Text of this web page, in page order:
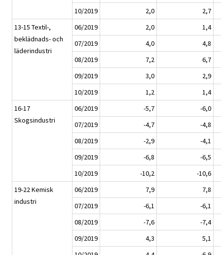
10/2019
2,0
2,7
13-15 Textil-,
beklädnads- och
läderindustri
06/2019 2,0
1,4
07/2019
4,0
4,8
08/2019
7,2
6,7
09/2019
3,0
2,9
10/2019
1,2
1,4
16-17
Skogsindustri
06/2019 -5,7
-6,0
07/2019
-4,7
-4,8
08/2019
-2,9
-4,1
09/2019
-6,8
-6,5
10/2019
-10,2
-10,6
19-22 Kemisk
industri
06/2019 7,9
7,8
07/2019
-6,1
-6,1
08/2019
-7,6
-7,4
09/2019
4,3
5,1